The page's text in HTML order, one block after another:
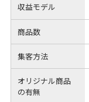
収益モデル
商品数
集客方法
オリジナル商品
の有無